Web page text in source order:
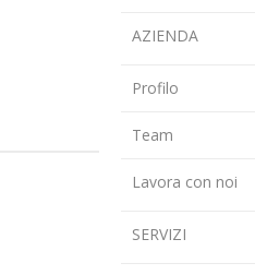
AZIENDA
Profilo
Team
Lavora con noi
SERVIZI